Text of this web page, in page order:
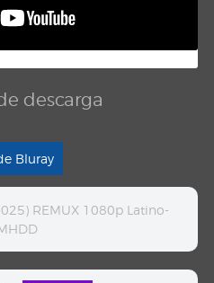
descarga
Bluray
REMUX 1080p Latino-